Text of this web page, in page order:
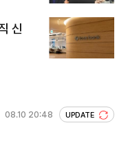
신
08.10 20:48 UPDATE